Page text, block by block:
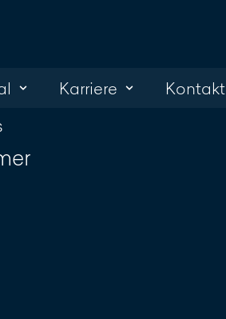
Kontakt
Login wählen
Karriere Kontakt